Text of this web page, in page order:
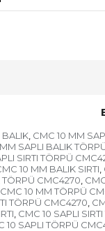
BALIK, CMC 10 MM
SAPLI BALIK
SIRTI TÖRPÜ
10 MM BALIK SIRTI,
CMC4270,
CMC 10 MM TÖRPÜ
TÖRPÜ CMC4270,
, CMC 10 SAPLI
10 SAPLI TÖRPÜ